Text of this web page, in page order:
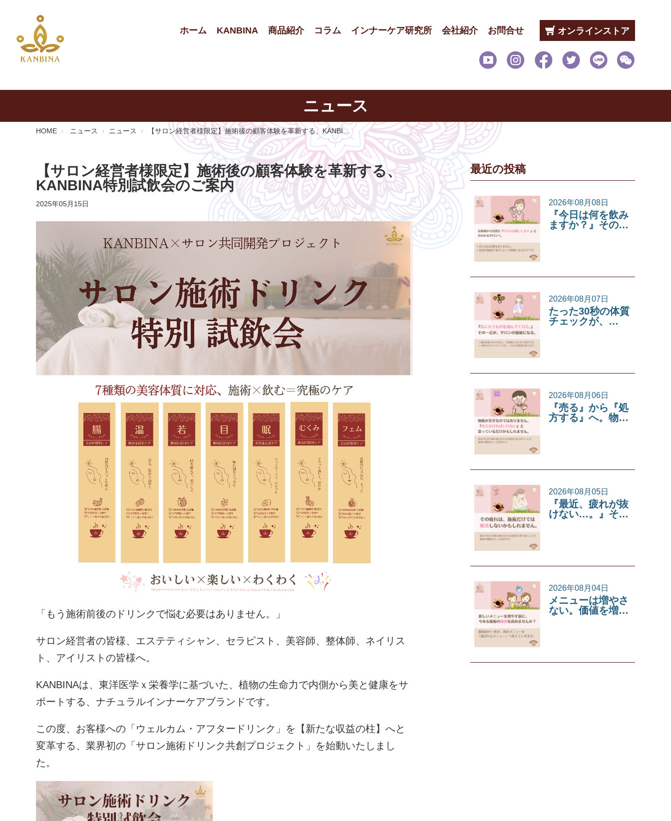
ホーム KANBINA 商品紹介 コラム インナーケア研究所 会社紹介 お問合せ オンラインストア
ニュース
HOME ニュース ニュース 【サロン経営者様限定】施術後の顧客体験を革新する、KANBI…
【サロン経営者様限定】施術後の顧客体験を革新する、
KANBINA特別試飲会のご案内
2025年05月15日
「もう施術前後のドリンクで悩む必要はありません。」
サロン経営者の皆様、エステティシャン、セラピスト、美容師、整体師、ネイリス
ト、アイリストの皆様へ。
KANBINAは、東洋医学ｘ栄養学に基づいた、植物の生命力で内側から美と健康をサ
ポートする、ナチュラルインナーケアブランドです。
この度、お客様への「ウェルカム・アフタードリンク」を【新たな収益の柱】へと
変革する、業界初の「サロン施術ドリンク共創プロジェクト」を始動いたしまし
た。
最近の投稿
2026年08月08日
『今日は何を飲み
ますか？』その…
2026年08月07日
たった30秒の体質
チェックが、…
2026年08月06日
『売る』から『処
方する』へ。物…
2026年08月05日
『最近、疲れが抜
けない…。』そ…
2026年08月04日
メニューは増やさ
ない。価値を増…